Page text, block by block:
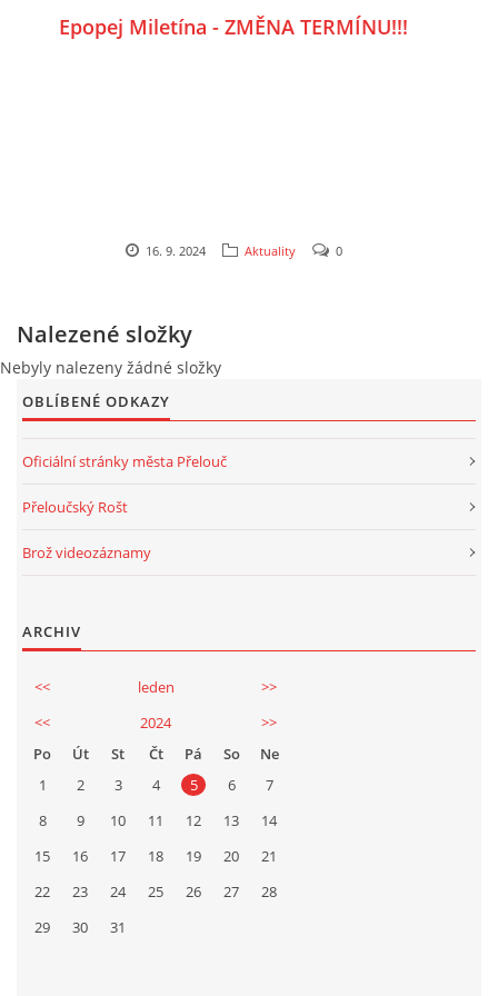
Budeme se na vás těšit,
Epopej Miletína - ZMĚNA TERMÍNU!!!
16. 9. 2024 Aktuality 0
Nalezené složky
Nebyly nalezeny žádné složky
OBLÍBENÉ ODKAZY
Oficiální stránky města Přelouč
Přeloučský Rošt
Brož videozáznamy
ARCHIV
<< leden
>>
<<
2024
>>
Po
Út St Čt Pá So
Ne
1
2 3 4 5 6
7
8
9 10 11 12 13
14
15
16 17 18 19 20
21
22
23 24 25 26 27
28
29
30 31